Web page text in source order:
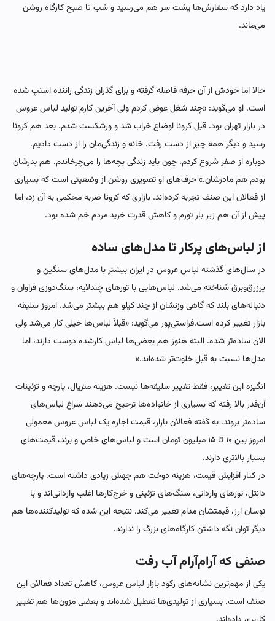
یاد دارد که سفارش‌ها پشت سر هم می‌رسید و شب تا صبح کارگاه روشن
می‌ماند.
حالا اما خودش از آن حرفه فاصله گرفته و برای گذران زندگی راننده اسنپ شده
است. او می‌گوید: «چند شغل عوض کردم ولی آخرین کارم تولید لباس عروس
در بازار تهران بود. قبل کرونا اوضاع خراب شد و ورشکست شدم. بعد هم کرونا
رسید و دیگر همه چیز از دست رفت. خانه و زندگی‌مان را از دست دادیم.
دوباره از صفر شروع کردم، چون باید زندگی بچه‌ها را می‌چرخاندم. هم پدرشان
بودم هم مادرشان.» حرف‌های او تصویری روشن از وضعیتی است که بسیاری
از فعالان این صنف تجربه کرده‌اند. بازاری که کرونا ضربه محکمی به آن زد، اما
پیش از آن هم زیر بار تورم و کاهش قدرت خرید مردم خم شده بود.
از لباس‌های پرکار تا مدل‌های ساده
در سال‌های گذشته لباس عروس در ایران بیشتر با مدل‌های سنگین و
پرزرق‌وبرق شناخته می‌شد. لباس‌هایی با تورهای چندلایه، سنگ‌دوزی فراوان و
دنباله‌های بلند که گاهی وزنشان از چند کیلو هم بیشتر می‌شد. امروز سلیقه
بازار تغییر کرده است.فراستی‌پور می‌گوید: «قبلاً لباس‌ها خیلی کار می‌شد ولی
الان ساده‌تر شده. البته هنوز هم بعضی‌ها لباس کارشده دوست دارند، اما
مدل‌ها نسبت به قبل خلوت‌تر شده‌اند.»
انگیزه این تغییر، فقط تغییر سلیقه‌ها نیست. هزینه متریال، پارچه و تزئینات
آن‌قدر بالا رفته که بسیاری از خانواده‌ها ترجیح می‌دهند سراغ لباس‌های
ساده‌تر بروند. به گفته فعالان بازار، قیمت اجاره یک لباس عروس معمولی
امروز بین ۱۰ تا ۱۵ میلیون تومان است و لباس‌های خاص و برند، قیمت‌های
بسیار بالاتری دارند.
در کنار افزایش قیمت، هزینه دوخت هم جهش زیادی داشته است. پارچه‌های
دانتل، تورهای وارداتی، سنگ‌های تزئینی و خرج‌کارها اغلب وارداتی‌اند و با
نوسان ارز، قیمتشان مدام تغییر می‌کند. نتیجه این شده که تولیدکننده‌ها هم
دیگر توان نگه داشتن کارگاه‌های بزرگ را ندارند.
صنفی که آرام‌آرام آب رفت
یکی از مهم‌ترین نشانه‌های رکود بازار لباس عروس، کاهش تعداد فعالان این
صنف است. بسیاری از تولیدی‌ها تعطیل شده‌اند و بعضی مزون‌ها هم تغییر